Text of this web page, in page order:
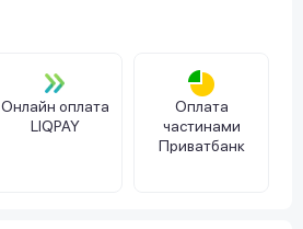
Онлайн оплата
LIQPAY
Оплата
частинами
Приватбанк